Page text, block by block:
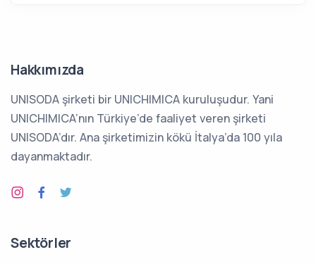
Hakkımızda
UNISODA şirketi bir UNICHIMICA kuruluşudur. Yani
UNICHIMICA’nın Türkiye’de faaliyet veren şirketi
UNISODA’dır. Ana şirketimizin kökü İtalya’da 100 yıla
dayanmaktadır.
Sektörler